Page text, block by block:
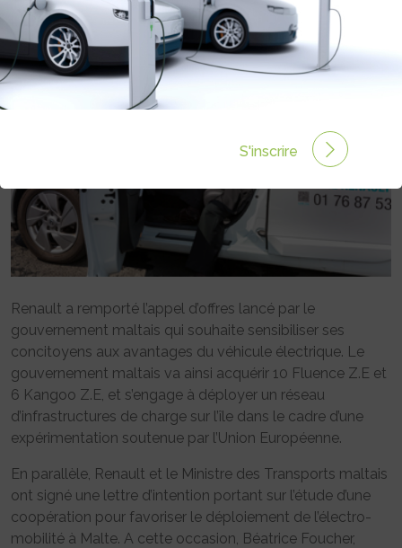
Renault a remporté l’appel d’offres lancé par le
gouvernement maltais qui souhaite sensibiliser ses
concitoyens aux avantages du véhicule électrique. Le
gouvernement maltais va ainsi acquérir 10 Fluence Z.E et
6 Kangoo Z.E, et s’engage à déployer un réseau
d’infrastructures de charge sur l’île dans le cadre d’une
expérimentation soutenue par l’Union Européenne.
En parallèle, Renault et le Ministre des Transports maltais
ont signé une lettre d’intention portant sur l’étude d’une
coopération pour favoriser le déploiement de l’électro-
mobilité à Malte. A cette occasion, Béatrice Foucher,
S'inscrire